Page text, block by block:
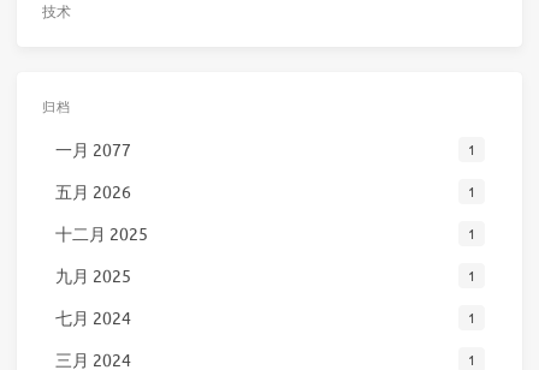
技术
归档
一月 2077 1
五月 2026 1
十二月 2025 1
九月 2025 1
七月 2024 1
三月 2024 1